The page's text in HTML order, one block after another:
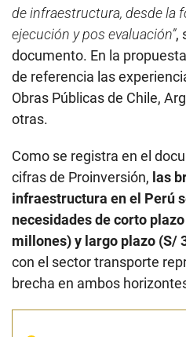
otras.
Como se registra en el
cifras de Proinversión, las
infraestructura en el Perú
necesidades de corto
con el sector transporte
brecha en ambos
Dato
INEI generará
para esta cartera